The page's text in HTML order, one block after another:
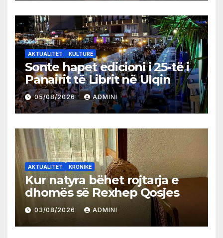
AKTUALITET KULTURË
Sonte hapet edicioni i 25-të i
Panairit të Librit në Ulqin
05/08/2026 ADMINI
AKTUALITET KRONIKË
Kur natyra bëhet rojtarja e
dhomës së Rexhep Qosjes
03/08/2026 ADMINI